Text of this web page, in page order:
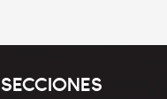
SECCIONES